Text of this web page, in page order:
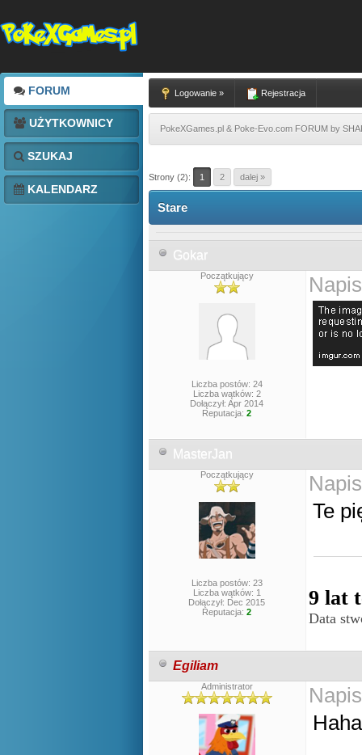
FORUM
UŻYTKOWNICY
SZUKAJ
KALENDARZ
Logowanie » Rejestracja
PokeXGames.pl & Poke-Evo.com FORUM by
Strony (2): 1 2 dalej »
Stare
Gokar
Początkujący
Liczba postów: 24
Liczba wątków: 2
Dołączył: Apr 2014
Reputacja:2
MasterJan
Początkujący
Liczba postów: 23
Liczba wątków: 1
Dołączył: Dec 2015
Reputacja:2
Te
9 lat
Data
Egiliam
Administrator